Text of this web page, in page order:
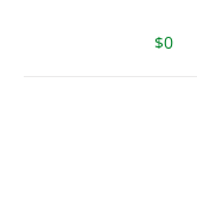
$0